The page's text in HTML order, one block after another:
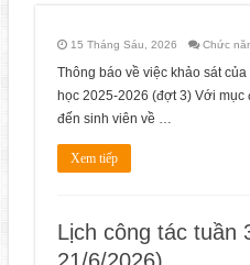
15 Tháng Sáu, 2026 Chức
Thông báo về việc khảo sát
học 2025-2026 (đợt 3) Với
đến sinh viên về …
Xem tiếp
Lịch công tác tuần